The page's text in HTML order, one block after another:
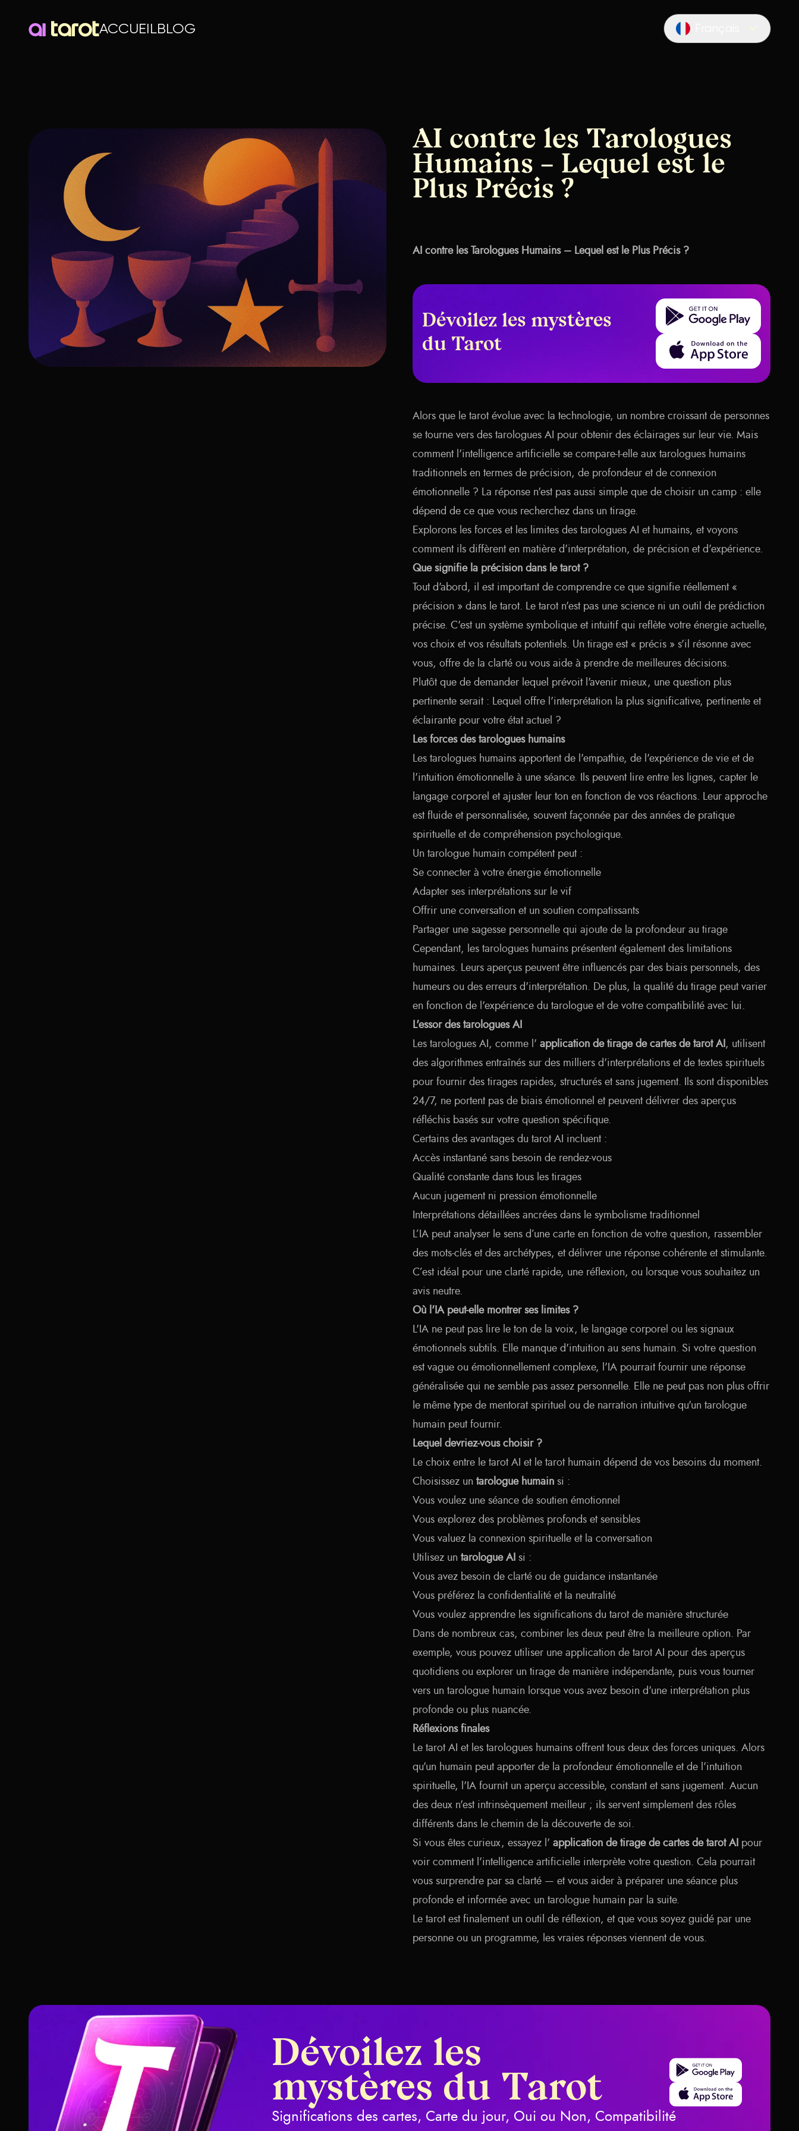
ACCUEILBLOG Locale switcher
AI contre les Tarologues
Humains – Lequel est le
Plus Précis ?
AI contre les Tarologues Humains – Lequel est le Plus Précis ?
Dévoilez les mystères
du Tarot
Get it on Google Play
Download on the App Store
Alors que le tarot évolue avec la technologie, un nombre croissant de personnes
se tourne vers des tarologues AI pour obtenir des éclairages sur leur vie. Mais
comment l'intelligence artificielle se compare-t-elle aux tarologues humains
traditionnels en termes de précision, de profondeur et de connexion
émotionnelle ? La réponse n'est pas aussi simple que de choisir un camp : elle
dépend de ce que vous recherchez dans un tirage.
Explorons les forces et les limites des tarologues AI et humains, et voyons
comment ils diffèrent en matière d'interprétation, de précision et d'expérience.
Que signifie la précision dans le tarot ?
Tout d'abord, il est important de comprendre ce que signifie réellement «
précision » dans le tarot. Le tarot n'est pas une science ni un outil de prédiction
précise. C'est un système symbolique et intuitif qui reflète votre énergie actuelle,
vos choix et vos résultats potentiels. Un tirage est « précis » s'il résonne avec
vous, offre de la clarté ou vous aide à prendre de meilleures décisions.
Plutôt que de demander lequel prévoit l'avenir mieux, une question plus
pertinente serait : Lequel offre l'interprétation la plus significative, pertinente et
éclairante pour votre état actuel ?
Les forces des tarologues humains
Les tarologues humains apportent de l'empathie, de l'expérience de vie et de
l'intuition émotionnelle à une séance. Ils peuvent lire entre les lignes, capter le
langage corporel et ajuster leur ton en fonction de vos réactions. Leur approche
est fluide et personnalisée, souvent façonnée par des années de pratique
spirituelle et de compréhension psychologique.
Un tarologue humain compétent peut :
Se connecter à votre énergie émotionnelle
Adapter ses interprétations sur le vif
Offrir une conversation et un soutien compatissants
Partager une sagesse personnelle qui ajoute de la profondeur au tirage
Cependant, les tarologues humains présentent également des limitations
humaines. Leurs aperçus peuvent être influencés par des biais personnels, des
humeurs ou des erreurs d'interprétation. De plus, la qualité du tirage peut varier
en fonction de l'expérience du tarologue et de votre compatibilité avec lui.
L'essor des tarologues AI
Les tarologues AI, comme l' application de tirage de cartes de tarot AI , utilisent
des algorithmes entraînés sur des milliers d'interprétations et de textes spirituels
pour fournir des tirages rapides, structurés et sans jugement. Ils sont disponibles
24/7, ne portent pas de biais émotionnel et peuvent délivrer des aperçus
réfléchis basés sur votre question spécifique.
Certains des avantages du tarot AI incluent :
Accès instantané sans besoin de rendez-vous
Qualité constante dans tous les tirages
Aucun jugement ni pression émotionnelle
Interprétations détaillées ancrées dans le symbolisme traditionnel
L’IA peut analyser le sens d’une carte en fonction de votre question, rassembler
des mots-clés et des archétypes, et délivrer une réponse cohérente et stimulante.
C’est idéal pour une clarté rapide, une réflexion, ou lorsque vous souhaitez un
avis neutre.
Où l'IA peut-elle montrer ses limites ?
L'IA ne peut pas lire le ton de la voix, le langage corporel ou les signaux
émotionnels subtils. Elle manque d'intuition au sens humain. Si votre question
est vague ou émotionnellement complexe, l'IA pourrait fournir une réponse
généralisée qui ne semble pas assez personnelle. Elle ne peut pas non plus offrir
le même type de mentorat spirituel ou de narration intuitive qu'un tarologue
humain peut fournir.
Lequel devriez-vous choisir ?
Le choix entre le tarot AI et le tarot humain dépend de vos besoins du moment.
Choisissez un tarologue humain si :
Vous voulez une séance de soutien émotionnel
Vous explorez des problèmes profonds et sensibles
Vous valuez la connexion spirituelle et la conversation
Utilisez un tarologue AI si :
Vous avez besoin de clarté ou de guidance instantanée
Vous préférez la confidentialité et la neutralité
Vous voulez apprendre les significations du tarot de manière structurée
Dans de nombreux cas, combiner les deux peut être la meilleure option. Par
exemple, vous pouvez utiliser une application de tarot AI pour des aperçus
quotidiens ou explorer un tirage de manière indépendante, puis vous tourner
vers un tarologue humain lorsque vous avez besoin d'une interprétation plus
profonde ou plus nuancée.
Réflexions finales
Le tarot AI et les tarologues humains offrent tous deux des forces uniques. Alors
qu'un humain peut apporter de la profondeur émotionnelle et de l'intuition
spirituelle, l'IA fournit un aperçu accessible, constant et sans jugement. Aucun
des deux n'est intrinsèquement meilleur ; ils servent simplement des rôles
différents dans le chemin de la découverte de soi.
Si vous êtes curieux, essayez l' application de tirage de cartes de tarot AI pour
voir comment l'intelligence artificielle interprète votre question. Cela pourrait
vous surprendre par sa clarté — et vous aider à préparer une séance plus
profonde et informée avec un tarologue humain par la suite.
Le tarot est finalement un outil de réflexion, et que vous soyez guidé par une
personne ou un programme, les vraies réponses viennent de vous.
Dévoilez les
mystères du Tarot
Significations des cartes, Carte du jour, Oui ou Non, Compatibilité
Get it on Google Play
Download on the App Store